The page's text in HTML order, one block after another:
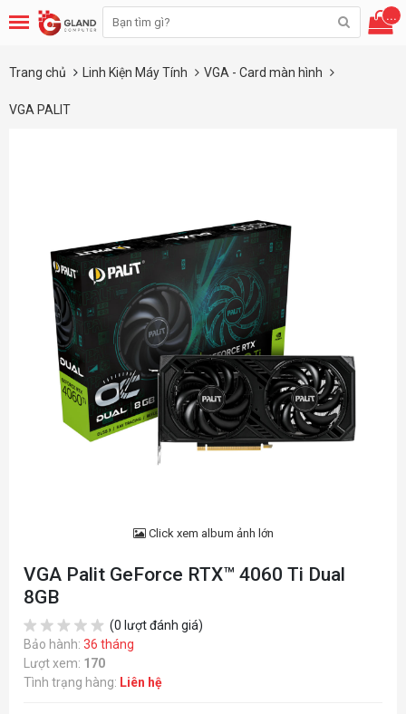
...
Trang chủ Linh Kiện Máy Tính VGA - Card màn hình
VGA PALIT
Click xem album ảnh lớn
VGA Palit GeForce RTX™ 4060 Ti Dual
8GB
(0 lượt đánh giá)
Bảo hành: 36 tháng
Lượt xem: 170
Tình trạng hàng: Liên hệ